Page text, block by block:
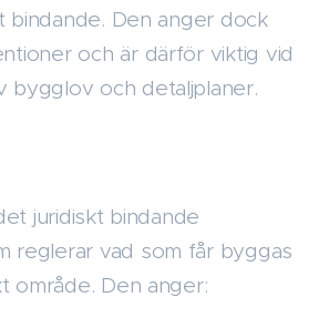
bindande. Den anger dock
och är därför viktig vid
bygglov och detaljplaner.
juridiskt bindande
reglerar vad som får byggas
område. Den anger: